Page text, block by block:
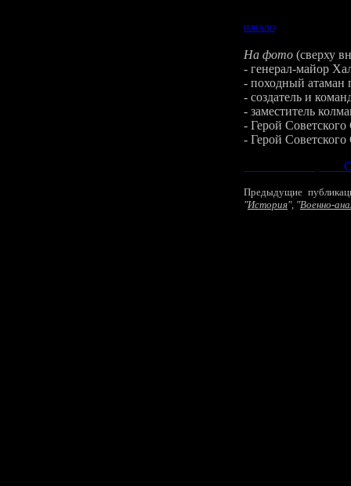
НАЧАЛО
На фото (сверху
- генерал-майор
- походный атаман
- создатель и
- заместитель
- Герой
- Герой
Предыдущие
"История", "Военно-